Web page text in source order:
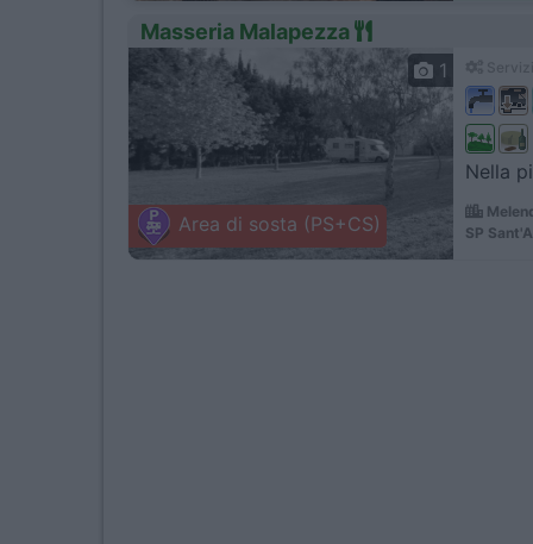
Masseria Malapezza
Area di sosta (PS+CS)
1
Nella
SP